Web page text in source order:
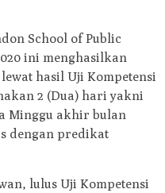
School of Public
ini menghasilkan
hasil Uji Kompetensi
2 (Dua) hari yakni
Minggu akhir bulan
dengan predikat
lulus Uji Kompetensi